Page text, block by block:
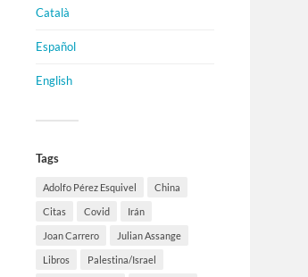
Català
Español
English
Tags
Adolfo Pérez Esquivel China
Citas Covid Irán
Joan Carrero Julian Assange
Libros Palestina/Israel